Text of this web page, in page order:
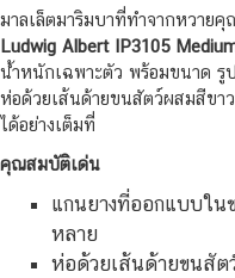
มาลเล็ตมาริมบาที่ทำจากหวายคุ
Ludwig Albert IP3105
น้ำหนักเฉพาะตัว พร้อมขนาด รู
ห่อด้วยเส้นด้ายขนสัตว์ผสมสีขา
ได้อย่างเต็มที่
คุณสมบัติเด่น
แกนยางที่ออกแบบใน
หลาย
ห่อด้วยเส้นด้ายขนสัต